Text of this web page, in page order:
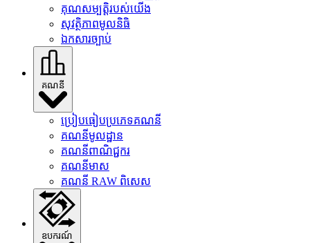
គុណសម្បត្តិរបស់យើង
សុវត្ថិភាពមូលនិធិ
ឯកសារច្បាប់
គណនី
ប្រៀបធៀបប្រភេទគណនី
គណនីមូលដ្ឋាន
គណនីពាណិជ្ជករ
គណនីមាស
គណនី RAW ពិសេស
ឧបករណ៍